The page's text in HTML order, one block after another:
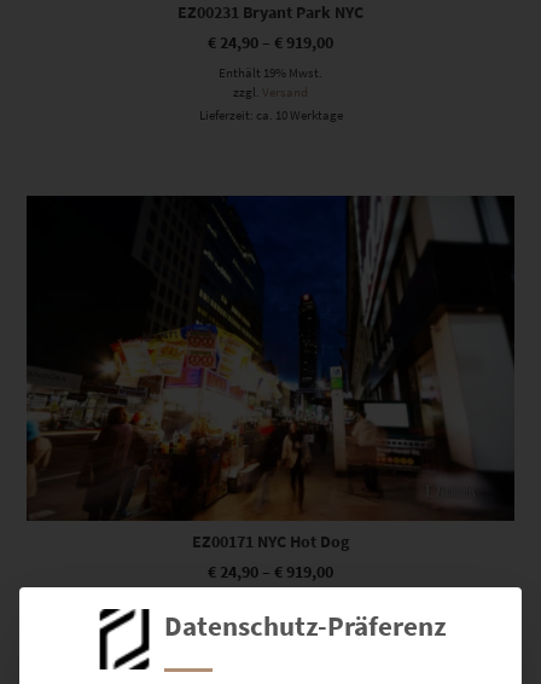
EZ00231 Bryant Park NYC
€ 24,90 – € 919,00
Enthält 19% Mwst.
zzgl. Versand
Lieferzeit: ca. 10 Werktage
Dieses Produkt weist mehrere Varianten auf. Die Optionen können auf der Produktseite gewählt werden
EZ00171 NYC Hot Dog
€ 24,90 – € 919,00
zzgl.Versand
Datenschutz-Präferenz